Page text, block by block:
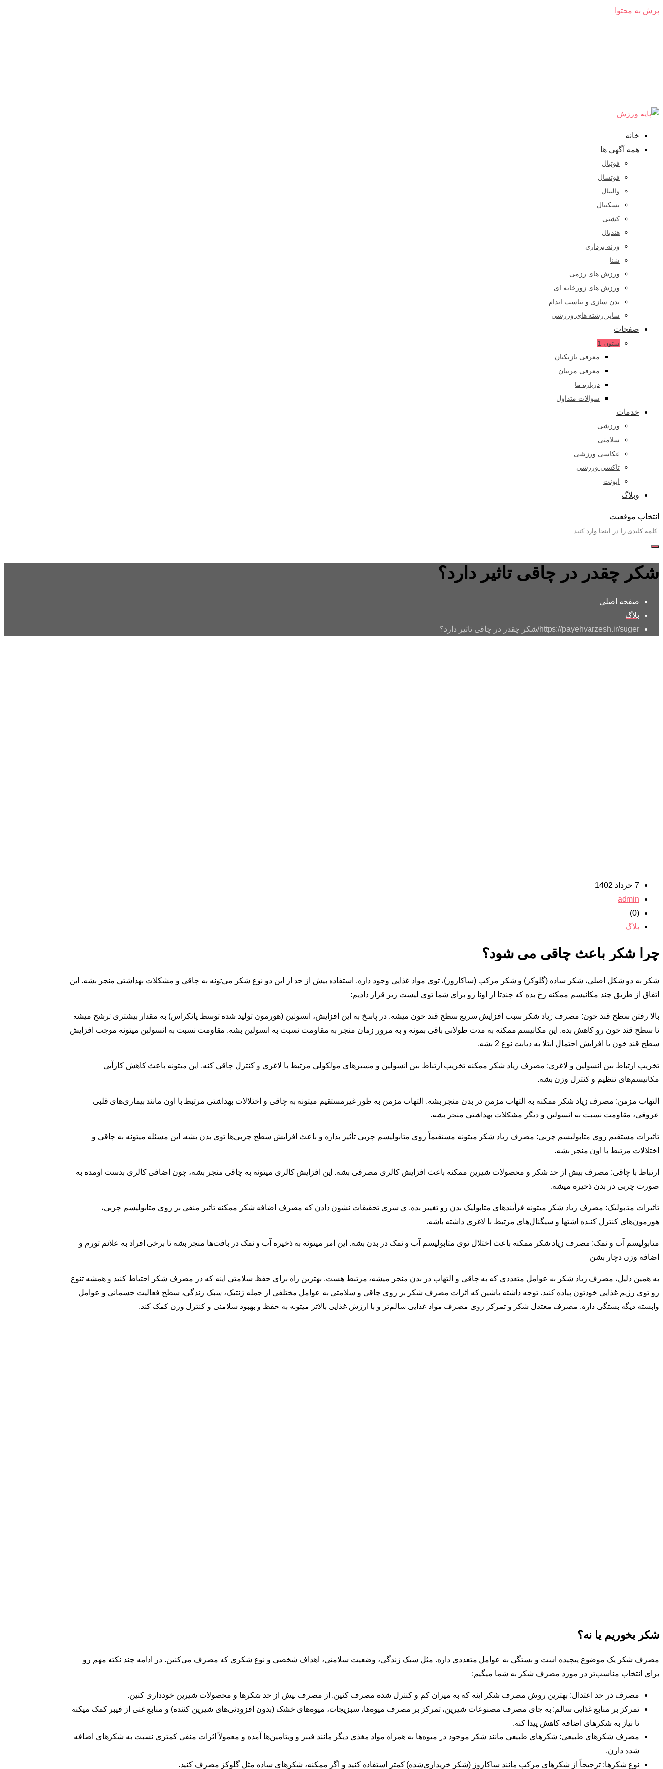
پرش به محتوا
خانه
همه آگهی ها
فوتبال
فوتسال
والیبال
بسکتبال
کشتی
هندبال
وزنه برداری
شنا
ورزش های رزمی
ورزش های زورخانه ای
بدن سازی و تناسب اندام
سایر رشته های ورزشی
صفحات
ستون 1
معرفی بازیکنان
معرفی مربیان
درباره ما
سوالات متداول
خدمات
ورزشی
سلامتی
عکاسی ورزشی
تاکسی ورزشی
ایونت
وبلاگ
انتخاب موقعیت
شکر چقدر در چاقی تاثیر دارد؟
صفحه اصلی
بلاگ
https://payehvarzesh.ir/suger/ شکر چقدر در چاقی تاثیر دارد؟
7 خرداد 1402
admin
(0)
بلاگ
چرا شکر باعث چاقی می شود؟
شکر به دو شکل اصلی، شکر ساده (گلوکز) و شکر مرکب (ساکاروز)، توی مواد غذایی وجود داره. استفاده بیش از حد از این دو نوع شکر می‌تونه به چاقی و مشکلات بهداشتی منجر بشه. این
اتفاق از طریق چند مکانیسم ممکنه رخ بده که چندتا از اونا رو برای شما توی لیست زیر قرار دادیم:
بالا رفتن سطح قند خون: مصرف زیاد شکر سبب افزایش سریع سطح قند خون میشه. در پاسخ به این افزایش، انسولین (هورمون تولید شده توسط پانکراس) به مقدار بیشتری ترشح میشه
تا سطح قند خون رو کاهش بده. این مکانیسم ممکنه به مدت طولانی باقی بمونه و به مرور زمان منجر به مقاومت نسبت به انسولین بشه. مقاومت نسبت به انسولین میتونه موجب افزایش
سطح قند خون یا افزایش احتمال ابتلا به دیابت نوع 2 بشه.
تخریب ارتباط بین انسولین و لاغری: مصرف زیاد شکر ممکنه تخریب ارتباط بین انسولین و مسیرهای مولکولی مرتبط با لاغری و کنترل چاقی کنه. این میتونه باعث کاهش کارآیی
مکانیسم‌های تنظیم و کنترل وزن بشه.
التهاب مزمن: مصرف زیاد شکر ممکنه به التهاب مزمن در بدن منجر بشه. التهاب مزمن به طور غیرمستقیم میتونه به چاقی و اختلالات بهداشتی مرتبط با اون مانند بیماری‌های قلبی
عروقی، مقاومت نسبت به انسولین و دیگر مشکلات بهداشتی منجر بشه.
تاثیرات مستقیم روی متابولیسم چربی: مصرف زیاد شکر میتونه مستقیماً روی متابولیسم چربی تأثیر بذاره و باعث افزایش سطح چربی‌ها توی بدن بشه. این مسئله میتونه به چاقی و
اختلالات مرتبط با اون منجر بشه.
ارتباط با چاقی: مصرف بیش از حد شکر و محصولات شیرین ممکنه باعث افزایش کالری مصرفی بشه. این افزایش کالری میتونه به چاقی منجر بشه، چون اضافی کالری بدست اومده به
صورت چربی‌ در بدن ذخیره میشه.
تاثیرات متابولیک: مصرف زیاد شکر میتونه فرآیندهای متابولیک بدن رو تغییر بده. ی سری تحقیقات نشون دادن که مصرف اضافه شکر ممکنه تاثیر منفی بر روی متابولیسم چربی،
هورمون‌های کنترل کننده اشتها و سیگنال‌های مرتبط با لاغری داشته باشه.
متابولیسم آب و نمک: مصرف زیاد شکر ممکنه باعث اختلال توی متابولیسم آب و نمک در بدن بشه. این امر میتونه به ذخیره آب و نمک در بافت‌ها منجر بشه تا برخی افراد به علائم تورم و
اضافه وزن دچار بشن.
به همین دلیل، مصرف زیاد شکر به عوامل متعددی که به چاقی و التهاب در بدن منجر میشه، مرتبط هست. بهترین راه برای حفظ سلامتی اینه که در مصرف شکر احتیاط کنید و همشه تنوع
رو توی رژیم غذایی خودتون پیاده کنید. توجه داشته باشین که اثرات مصرف شکر بر روی چاقی و سلامتی به عوامل مختلفی از جمله ژنتیک، سبک زندگی، سطح فعالیت جسمانی و عوامل
وابسته دیگه بستگی داره. مصرف معتدل شکر و تمرکز روی مصرف مواد غذایی سالم‌تر و با ارزش غذایی بالاتر میتونه به حفظ و بهبود سلامتی و کنترل وزن کمک کند.
شکر بخوریم یا نه؟
مصرف شکر یک موضوع پیچیده است و بستگی به عوامل متعددی داره. مثل سبک زندگی، وضعیت سلامتی، اهداف شخصی و نوع شکری که مصرف می‌کنین. در ادامه چند نکته مهم رو
برای انتخاب مناسب‌تر در مورد مصرف شکر به شما میگیم:
مصرف در حد اعتدال: بهترین روش مصرف شکر اینه که به میزان کم و کنترل شده مصرف کنین. از مصرف بیش از حد شکرها و محصولات شیرین خودداری کنین.
تمرکز بر منابع غذایی سالم: به جای مصرف مصنوعات شیرین، تمرکز بر مصرف میوه‌ها، سبزیجات، میوه‌های خشک (بدون افزودنی‌های شیرین کننده) و منابع غنی از فیبر کمک میکنه
تا نیاز به شکرهای اضافه کاهش پیدا کنه.
مصرف شکرهای طبیعی: شکرهای طبیعی مانند شکر موجود در میوه‌ها به همراه مواد مغذی دیگر مانند فیبر و ویتامین‌ها آمده و معمولاً اثرات منفی کمتری نسبت به شکرهای اضافه
شده دارن.
نوع شکرها: ترجیحاً از شکرهای مرکب مانند ساکاروز (شکر خریداری‌شده) کمتر استفاده کنید و اگر ممکنه، شکرهای ساده مثل گلوکز مصرف کنید.